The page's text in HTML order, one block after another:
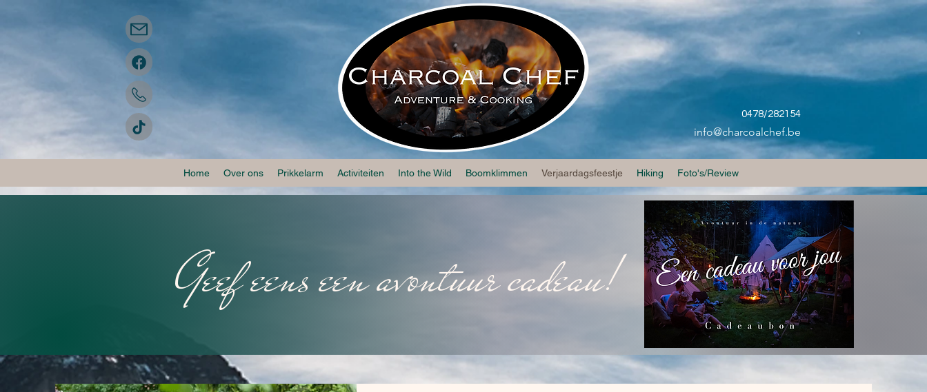
0478/282154
info@charcoalchef.be
Home Over ons Prikkelarm Activiteiten Into the Wild Boomklimmen Verjaardagsfeestje Hiking Foto's/Review
Geef eens een avontuur cadeau!